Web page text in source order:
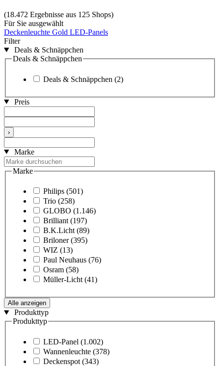
(18.472 Ergebnisse aus 125 Shops)
Für Sie ausgewählt
Deckenleuchte Gold LED-Panels
Filter
Deals & Schnäppchen
Deals & Schnäppchen
Deals & Schnäppchen (2)
Preis
›
Marke
Marke
Philips (501)
Trio (258)
GLOBO (1.146)
Brilliant (197)
B.K.Licht (89)
Briloner (395)
WIZ (13)
Paul Neuhaus (76)
Osram (58)
Müller-Licht (41)
Alle anzeigen
Produkttyp
Produkttyp
LED-Panel (1.002)
Wannenleuchte (378)
Deckenspot (343)